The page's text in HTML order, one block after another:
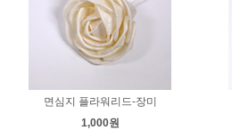
면심지 플라워리드-장미
1,000원